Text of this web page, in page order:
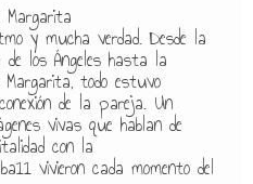
y mucha verdad. Desde la
los Ángeles hasta la
Margarita, todo estuvo
de la pareja. Un
vivas que hablan de
con la
vivieron cada momento del